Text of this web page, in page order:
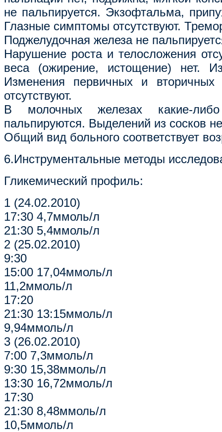
не пальпируется. Экзофтальма,
Глазные симптомы отсутствуют.
Поджелудочная железа не
Нарушение роста и телосложения
веса (ожирение, истощение) нет.
Изменения первичных и вторичных
отсутствуют.
В молочных железах какие-
пальпируются. Выделений из сосков
Общий вид больного соответствует
6.Инструментальные методы
Гликемический профиль:
1 (24.02.2010)
17:30 4,7ммоль/л
21:30 5,4ммоль/л
2 (25.02.2010)
9:30
15:00 17,04ммоль/л
11,2ммоль/л
17:20
21:30 13:15ммоль/л
9,94ммоль/л
3 (26.02.2010)
7:00 7,3ммоль/л
9:30 15,38ммоль/л
13:30 16,72ммоль/л
17:30
21:30 8,48ммоль/л
10,5ммоль/л